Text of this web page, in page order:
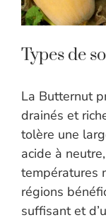
Types de
La Butternut
drainés et
tolère une
acide à
températures
régions
suffisant et